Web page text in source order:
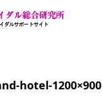
hotel-1200×900